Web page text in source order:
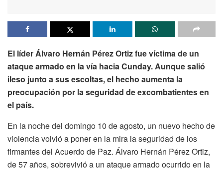
El líder Álvaro Hernán Pérez Ortiz fue víctima de un
ataque armado en la vía hacia Cunday. Aunque salió
ileso junto a sus escoltas, el hecho aumenta la
preocupación por la seguridad de excombatientes en
el país.
En la noche del domingo 10 de agosto, un nuevo hecho de
violencia volvió a poner en la mira la seguridad de los
firmantes del Acuerdo de Paz. Álvaro Hernán Pérez Ortiz,
de 57 años, sobrevivió a un ataque armado ocurrido en la